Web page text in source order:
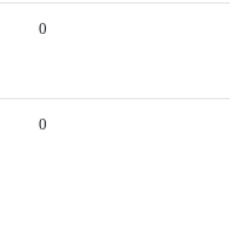
0
0